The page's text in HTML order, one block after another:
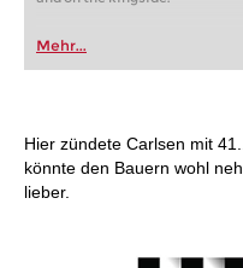
Mehr...
Hier zündete Carlsen mit
könnte den Bauern wohl
lieber.